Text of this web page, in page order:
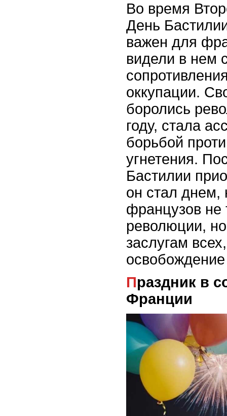
Во время
День
важен для
видели в нем
оккупации.
боролись
году, стала
борьбой
угнетения.
Бастилии
он стал днем,
французов не
революции,
заслугам
Праздник в современной
Франции